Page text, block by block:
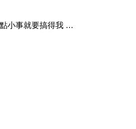
小事就要搞得我 …